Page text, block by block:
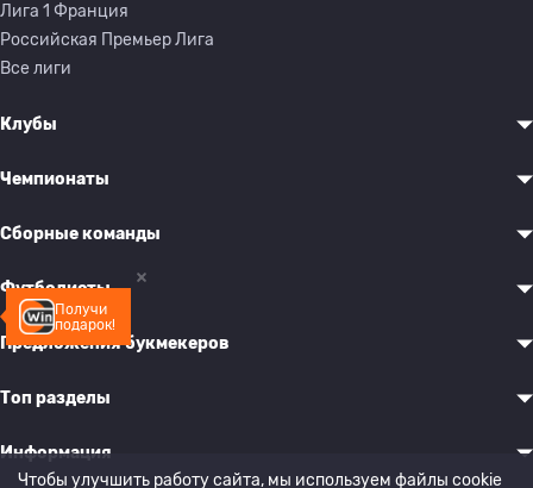
Получи
подарок!
Лига 1 Франция
Российская Премьер Лига
Все лиги
Клубы
Чемпионаты
Сборные команды
Футболисты
Предложения букмекеров
Топ разделы
Информация
Чтобы улучшить работу сайта, мы используем файлы cookie